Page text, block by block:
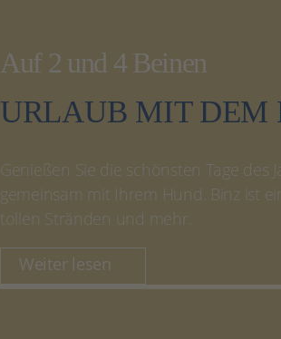
Auf 2 und 4 Beinen
URLAUB MIT DEM
Genießen Sie die schönsten Tage des
gemeinsam mit Ihrem Hund. Binz ist
tollen Stränden und mehr.
Weiter lesen